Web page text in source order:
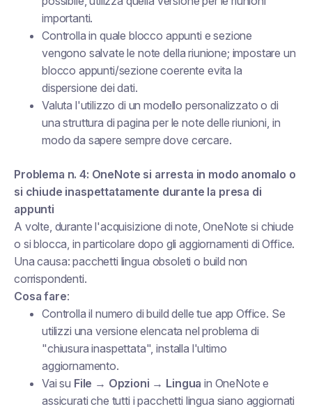
importanti.
Controlla in quale blocco appunti e sezione
vengono salvate le note della riunione; impostare un
blocco appunti/sezione coerente evita la
dispersione dei dati.
Valuta l'utilizzo di un modello personalizzato o di
una struttura di pagina per le note delle riunioni, in
modo da sapere sempre dove cercare.
Problema n. 4: OneNote si arresta in modo anomalo o
si chiude inaspettatamente durante la presa di
appunti
A volte, durante l'acquisizione di note, OneNote si chiude
o si blocca, in particolare dopo gli aggiornamenti di Office.
Una causa: pacchetti lingua obsoleti o build non
corrispondenti.
Cosa fare:
Controlla il numero di build delle tue app Office. Se
utilizzi una versione elencata nel problema di
"chiusura inaspettata", installa l'ultimo
aggiornamento.
Vai su File → Opzioni → Lingua in OneNote e
assicurati che tutti i pacchetti lingua siano aggiornati